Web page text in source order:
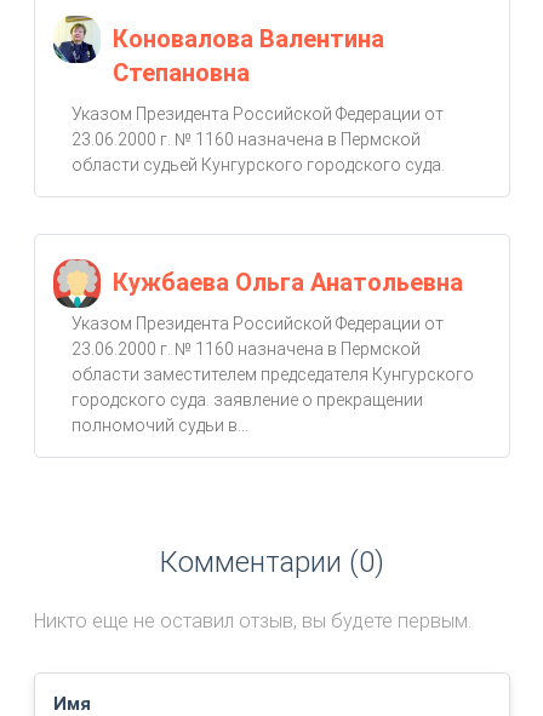
Коновалова Валентина
Степановна
Указом Президента Российской Федерации от
23.06.2000 г. № 1160 назначена в Пермской
области судьей Кунгурского городского суда.
Кужбаева Ольга Анатольевна
Указом Президента Российской Федерации от
23.06.2000 г. № 1160 назначена в Пермской
области заместителем председателя Кунгурского
городского суда. заявление о прекращении
полномочий судьи в...
Комментарии (0)
Никто еще не оставил отзыв, вы будете первым.
Имя